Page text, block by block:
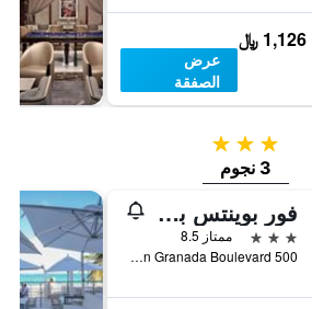
1,126 ﷼
عرض
الصفقة
3 نجوم
3 نجوم
فور بوينتس بجوار فندق وكازينو شيراتوت كاجواس ريال
3 نجوم
ممتاز 8.5
500 Alhambra En Granada Boulevard, سقس, بورتوريكو